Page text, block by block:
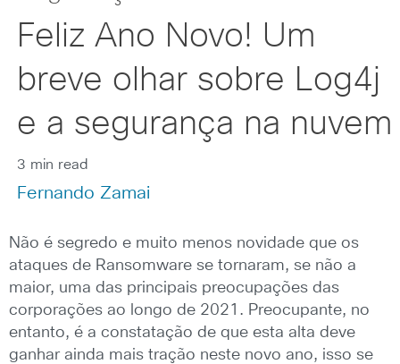
Feliz Ano Novo! Um
breve olhar sobre Log4j
e a segurança na nuvem
3 min read
Fernando Zamai
Não é segredo e muito menos novidade que os
ataques de Ransomware se tornaram, se não a
maior, uma das principais preocupações das
corporações ao longo de 2021. Preocupante, no
entanto, é a constatação de que esta alta deve
ganhar ainda mais tração neste novo ano, isso se